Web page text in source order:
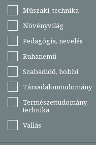
Műszaki, technika
Növényvilág
Pedagógia, nevelés
Ruhanemű
Szabadidő, hobbi
Társadalomtudomány
Természettudomány,
technika
Vallás